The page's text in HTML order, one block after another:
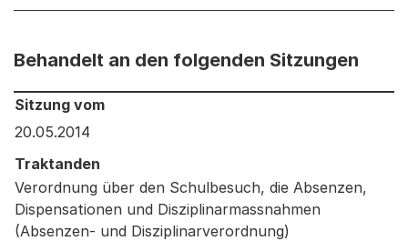
Behandelt an den folgenden Sitzungen
Behandelt an den folgenden Sitzungen: Informationen
Sitzung vom
20.05.2014
Traktanden
Verordnung über den Schulbesuch, die Absenzen,
Dispensationen und Disziplinarmassnahmen
(Absenzen- und Disziplinarverordnung)